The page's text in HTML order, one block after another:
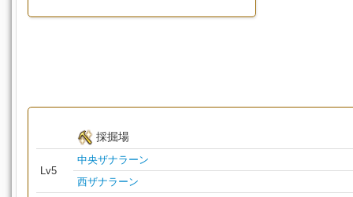
採掘場
Lv5
中央ザナラーン
西ザナラーン